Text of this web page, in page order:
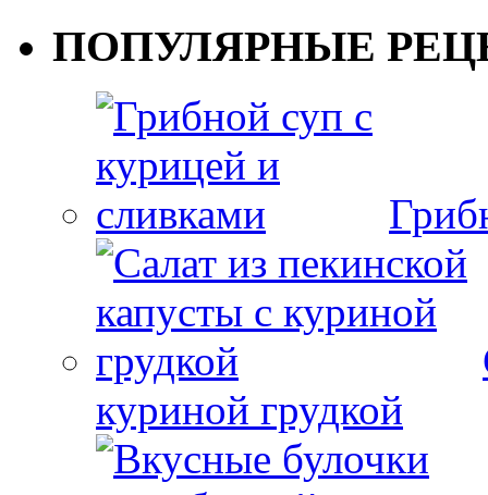
ПОПУЛЯРНЫЕ
куриной грудкой